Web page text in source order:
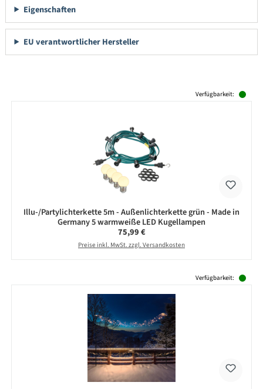
Eigenschaften
EU verantwortlicher Hersteller
Verfügbarkeit:
Illu-/Partylichterkette 5m - Außenlichterkette grün - Made in
Germany 5 warmweiße LED Kugellampen
Regulärer Preis:
75,99 €
Preise inkl. MwSt. zzgl. Versandkosten
Verfügbarkeit: